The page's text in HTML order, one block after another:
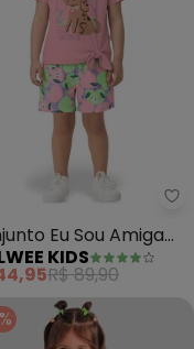
- Conjunto Infantil
Eu Sou Amiga
(Rosa Claro)
KIDS
R$ 89,90